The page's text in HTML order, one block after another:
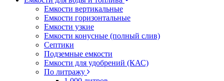
Емкости вертикальные
Емкости горизонтальные
Емкости узкие
Емкости конусные (полный слив)
Септики
Подземные емкости
Емкости для удобрений (КАС)
По литражу